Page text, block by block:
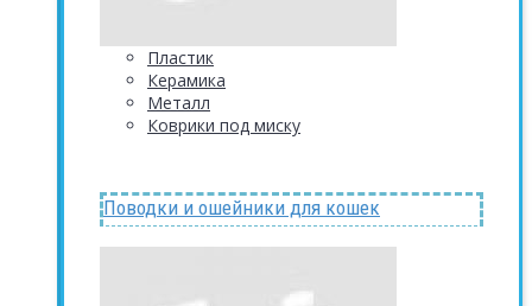
Пластик
Керамика
Металл
Коврики под миску
Поводки и ошейники для кошек